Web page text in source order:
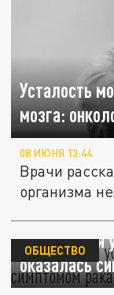
Усталость
мозга:
08 ИЮНЯ 13:44
Врачи
организма
Сильнейшая
оказалась
ОБЩЕСТВО